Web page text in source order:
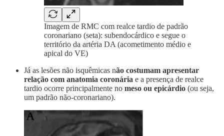
Imagem de RMC com realce tardio de padrão
coronariano (seta): subendocárdico e segue o
território da artéria DA (acometimento médio e
apical do VE)
Já as lesões não isquêmicas não costumam apresentar
relação com anatomia coronária e a presença de realce
tardio ocorre principalmente no meso ou epicárdio (ou seja,
um padrão não-coronariano).